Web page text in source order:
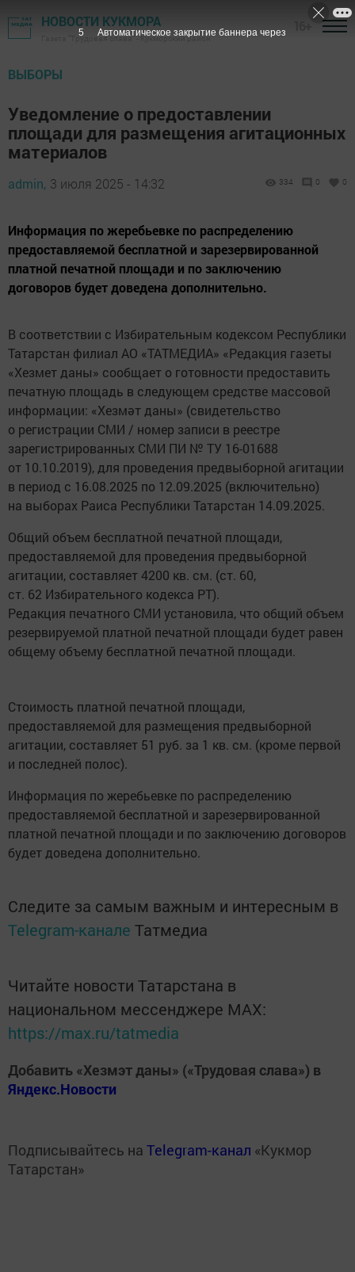
НОВОСТИ КУКМОРА
Газета "Трудовая слава" - Кукморский район
ВЫБОРЫ
Уведомление о предоставлении
площади для размещения агитационных
материалов
admin, 3 июля 2025 - 14:32 334 0 0
Информация по жеребьевке по распределению
предоставляемой бесплатной и зарезервированной
платной печатной площади и по заключению
договоров будет доведена дополнительно.
В соответствии с Избирательным кодексом Республики
Татарстан филиал АО «ТАТМЕДИА» «Редакция газеты
«Хезмет даны» сообщает о готовности предоставить
печатную площадь в следующем средстве массовой
информации: «Хезмәт даны» (cвидетельство
о регистрации СМИ / номер записи в реестре
зарегистрированных СМИ ПИ № ТУ 16-01688
от 10.10.2019), для проведения предвыборной агитации
в период с 16.08.2025 по 12.09.2025 (включительно)
на выборах Раиса Республики Татарстан 14.09.2025.
Общий объем бесплатной печатной площади,
предоставляемой для проведения предвыборной
агитации, составляет 4200 кв. см. (ст. 60,
ст. 62 Избирательного кодекса РТ).
Редакция печатного СМИ установила, что общий объем
резервируемой платной печатной площади будет равен
общему объему бесплатной печатной площади.
Стоимость платной печатной площади,
предоставляемой для размещения предвыборной
агитации, составляет 51 руб. за 1 кв. см. (кроме первой
и последней полос).
Информация по жеребьевке по распределению
предоставляемой бесплатной и зарезервированной
платной печатной площади и по заключению договоров
будет доведена дополнительно.
Следите за самым важным и интересным в
Telegram-канале Татмедиа
Читайте новости Татарстана в
национальном мессенджере MАХ:
https://max.ru/tatmedia
Добавить «Хезмэт даны» («Трудовая слава») в
Яндекс.Новости
Подписывайтесь на Telegram-канал «Кукмор
Татарстан»
4 Автоматическое закрытие баннера через